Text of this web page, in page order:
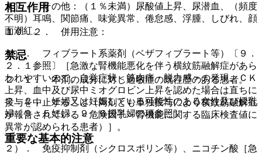
相互作用
１０．２． 併用注意：
１）． フィブラート系薬剤（ベザフィブラート等）〔９．
２．１参照〕［急激な腎機能悪化を伴う横紋筋融解症があら
われやすいので、自覚症状＜筋肉痛・脱力感＞の発現、ＣＫ
上昇、血中及び尿中ミオグロビン上昇を認めた場合は直ちに
投与を中止すること（両剤とも単独投与により横紋筋融解症
が報告されている＜危険因子＞腎機能に関する臨床検査値に
異常が認められる患者）］。
２）． 免疫抑制剤（シクロスポリン等）、ニコチン酸［急
８）． その他：（１％未満）尿酸値上昇、尿潜血、（頻度
不明）耳鳴、関節痛、味覚異常、倦怠感、浮腫、しびれ、顔
面潮紅。
禁忌
２．１． 本剤の成分に対し過敏症の既往歴のある患者。
２．２． 妊婦又は妊娠している可能性のある女性及び授乳
婦〔９．５妊婦、９．６授乳婦の項参照〕。
重要な基本的注意